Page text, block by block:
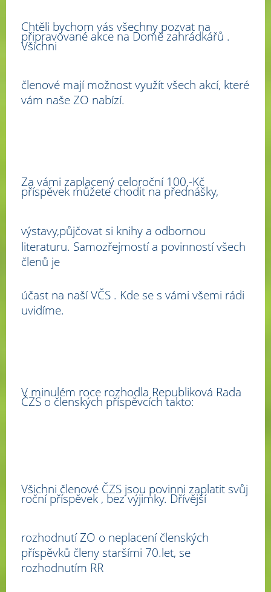
Chtěli bychom vás všechny pozvat na
připravované akce na Domě zahrádkářů .
Všichni
členové mají možnost využít všech akcí, které
vám naše ZO nabízí.
Za vámi zaplacený celoroční 100,-Kč
příspěvek můžete chodit na přednášky,
výstavy,půjčovat si knihy a odbornou
literaturu. Samozřejmostí a povinností všech
členů je
účast na naší VČS . Kde se s vámi všemi rádi
uvidíme.
V minulém roce rozhodla Republiková Rada
ČZS o členských příspěvcích takto:
Všichni členové ČZS jsou povinni zaplatit svůj
roční příspěvek , bez výjimky. Dřívější
rozhodnutí ZO o neplacení členských
příspěvků členy staršími 70.let, se
rozhodnutím RR